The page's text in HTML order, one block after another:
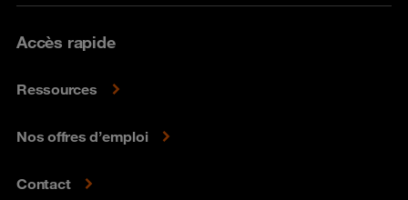
Accès rapide
Ressources
Nos offres d’emploi
Contact